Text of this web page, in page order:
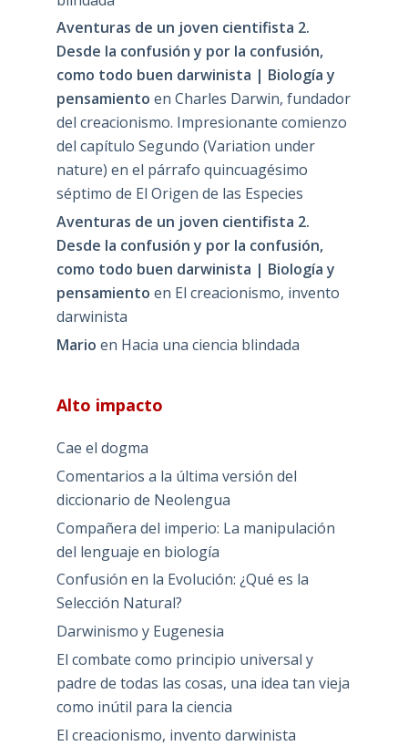
Aventuras de un joven cientifista 2.
Desde la confusión y por la confusión,
como todo buen darwinista | Biología y
pensamiento en Charles Darwin, fundador
del creacionismo. Impresionante comienzo
del capítulo Segundo (Variation under
nature) en el párrafo quincuagésimo
séptimo de El Origen de las Especies
Aventuras de un joven cientifista 2.
Desde la confusión y por la confusión,
como todo buen darwinista | Biología y
pensamiento en El creacionismo, invento
darwinista
Mario en Hacia una ciencia blindada
Alto impacto
Cae el dogma
Comentarios a la última versión del
diccionario de Neolengua
Compañera del imperio: La manipulación
del lenguaje en biología
Confusión en la Evolución: ¿Qué es la
Selección Natural?
Darwinismo y Eugenesia
El combate como principio universal y
padre de todas las cosas, una idea tan vieja
como inútil para la ciencia
El creacionismo, invento darwinista